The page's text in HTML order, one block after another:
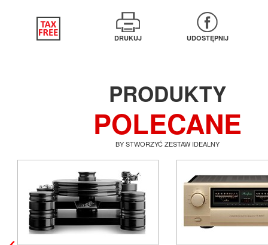
DRUKUJ UDOSTĘPNIJ
PRODUKTY
POLECANE
BY STWORZYĆ ZESTAW IDEALNY